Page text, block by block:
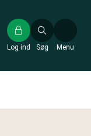
Søg
Log ind Menu